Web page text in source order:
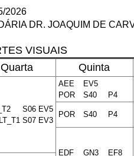
2026
DR. JOAQUIM DE
VISUAIS
Quarta Quinta
S06 EV5
S07 EV3
AEE
EV5
POR
S40
P4
POR S40 P4
EDF GN3
EF8